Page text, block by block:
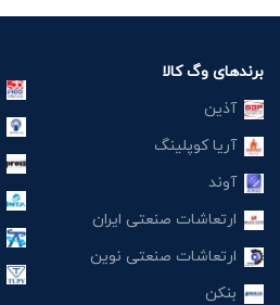
برندهای وگ کالا
آذین
آریا کوپلینگ
آوند
ارتعاشات صنعتی ایران
ارتعاشات صنعتی نوین
بنکن